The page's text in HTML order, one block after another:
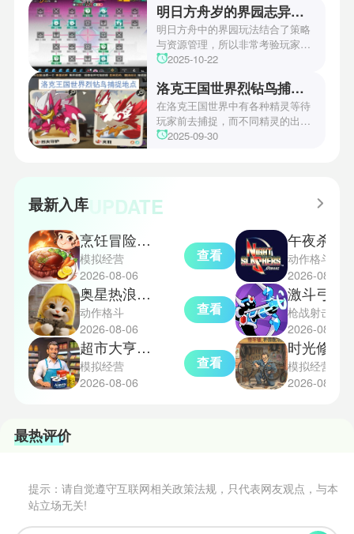
机关破谜范式第四关通关方法，助
玩家们能够顺利通关！有兴趣的玩
家们快来一起看看吧！
明日方舟岁的界园志异攻略
明日方舟中的界园玩法结合了策略
与资源管理，所以非常考验玩家的
操作和规划能力。游戏里拥有先
丰富多样的角色体系足以满足不同
战术需求。电表倒转是界园中的核
心挑战之一，玩家需合理利用通宝
和特殊钱币进行资源转换。明日方
乐趣和探索深度，丰富了玩家的游
2025-10-22
洛克王国世界烈钻鸟捕捉地点
在洛克王国世界中有各种精灵等待
玩家前去捕捉，而不同精灵的出现
地点和捕捉方式也各不相同。有少
2025-09-30
最新入库UPDATE
烹饪冒险国际服
模拟经营
2026-08-06
查看
奥星热浪测试服
动作格斗
2026-08-06
查看
超市大亨中文版
模拟经营
2026-08-06
查看
动作格斗
2026-08-06
激斗弓箭
枪战射击
2026-08-06
时光修车
模拟经营
2026-08-06
最热评价
提示：请自觉遵守互联网相关政策法规，只代表网友观点，与本
站立场无关!